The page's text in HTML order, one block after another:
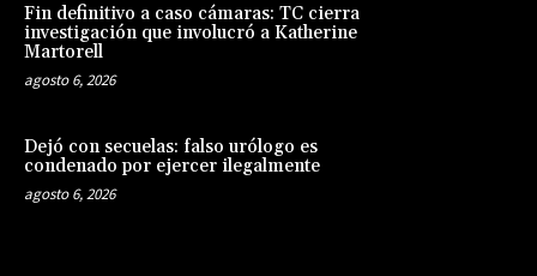
Fin definitivo a caso cámaras: TC cierra
investigación que involucró a Katherine
Martorell
agosto 6, 2026
Dejó con secuelas: falso urólogo es
condenado por ejercer ilegalmente
agosto 6, 2026